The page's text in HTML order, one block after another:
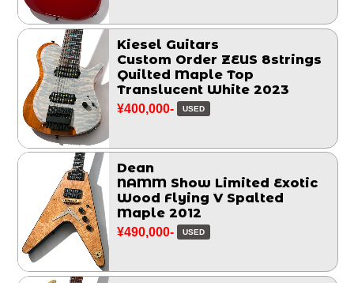
Kiesel Guitars
Custom Order ZEUS 8strings
Quilted Maple Top
Translucent White 2023
¥400,000- USED
Dean
NAMM Show Limited Exotic
Wood Flying V Spalted
Maple 2012
¥490,000- USED